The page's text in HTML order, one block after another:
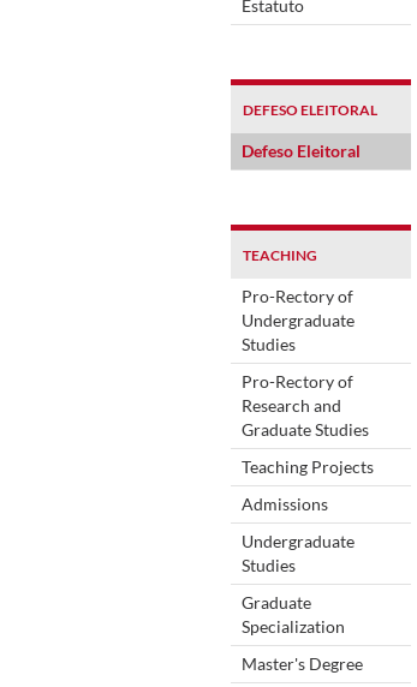
Estatuto
DEFESO ELEITORAL
Defeso Eleitoral
TEACHING
Pro-Rectory of
Undergraduate
Studies
Pro-Rectory of
Research and
Graduate Studies
Teaching Projects
Admissions
Undergraduate
Studies
Graduate
Specialization
Master's Degree